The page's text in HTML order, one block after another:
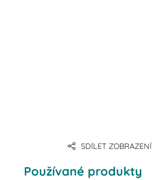
SDÍLET ZOBRAZENÍ
Používané produkty